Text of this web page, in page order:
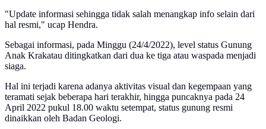
"Update informasi sehingga tidak salah menangkap info selain dari
hal resmi," ucap Hendra.
Sebagai informasi, pada Minggu (24/4/2022), level status Gunung
Anak Krakatau ditingkatkan dari dua ke tiga atau waspada menjadi
siaga.
Hal ini terjadi karena adanya aktivitas visual dan kegempaan yang
teramati sejak beberapa hari terakhir, hingga puncaknya pada 24
April 2022 pukul 18.00 waktu setempat, status gunung resmi
dinaikkan oleh Badan Geologi.